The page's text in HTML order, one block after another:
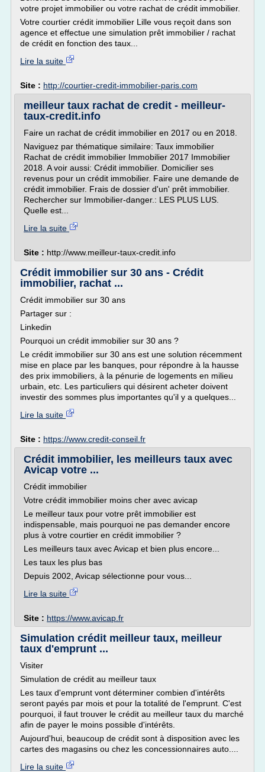
votre projet immobilier ou votre rachat de crédit immobilier.
Votre courtier crédit immobilier Lille vous reçoit dans son
agence et effectue une simulation prêt immobilier / rachat
de crédit en fonction des taux...
Lire la suite
Site : http://courtier-credit-immobilier-paris.com
meilleur taux rachat de credit - meilleur-
taux-credit.info
Faire un rachat de crédit immobilier en 2017 ou en 2018.
Naviguez par thématique similaire: Taux immobilier
Rachat de crédit immobilier Immobilier 2017 Immobilier
2018. A voir aussi: Crédit immobilier. Domicilier ses
revenus pour un crédit immobilier. Faire une demande de
crédit immobilier. Frais de dossier d'un' prêt immobilier.
Rechercher sur Immobilier-danger.: LES PLUS LUS.
Quelle est...
Lire la suite
Site : http://www.meilleur-taux-credit.info
Crédit immobilier sur 30 ans - Crédit
immobilier, rachat ...
Crédit immobilier sur 30 ans
Partager sur :
Linkedin
Pourquoi un crédit immobilier sur 30 ans ?
Le crédit immobilier sur 30 ans est une solution récemment
mise en place par les banques, pour répondre à la hausse
des prix immobiliers, à la pénurie de logements en milieu
urbain, etc. Les particuliers qui désirent acheter doivent
investir des sommes plus importantes qu'il y a quelques...
Lire la suite
Site : https://www.credit-conseil.fr
Crédit immobilier, les meilleurs taux avec
Avicap votre ...
Crédit immobilier
Votre crédit immobilier moins cher avec avicap
Le meilleur taux pour votre prêt immobilier est
indispensable, mais pourquoi ne pas demander encore
plus à votre courtier en crédit immobilier ?
Les meilleurs taux avec Avicap et bien plus encore...
Les taux les plus bas
Depuis 2002, Avicap sélectionne pour vous...
Lire la suite
Site : https://www.avicap.fr
Simulation crédit meilleur taux, meilleur
taux d'emprunt ...
Visiter
Simulation de crédit au meilleur taux
Les taux d'emprunt vont déterminer combien d'intérêts
seront payés par mois et pour la totalité de l'emprunt. C'est
pourquoi, il faut trouver le crédit au meilleur taux du marché
afin de payer le moins possible d'intérêts.
Aujourd'hui, beaucoup de crédit sont à disposition avec les
cartes des magasins ou chez les concessionnaires auto....
Lire la suite